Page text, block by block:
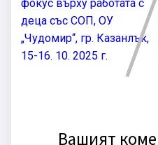
фокус върху работата с
деца със СОП, ОУ
„Чудомир“, гр. Казанлък,
15-16. 10. 2025 г.
Вашият